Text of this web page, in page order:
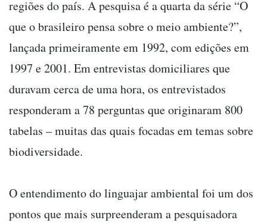
regiões do país. A pesquisa é a quarta da série “O
que o brasileiro pensa sobre o meio ambiente?”,
lançada primeiramente em 1992, com edições em
1997 e 2001. Em entrevistas domiciliares que
duravam cerca de uma hora, os entrevistados
responderam a 78 perguntas que originaram 800
tabelas – muitas das quais focadas em temas sobre
biodiversidade.
O entendimento do linguajar ambiental foi um dos
pontos que mais surpreenderam a pesquisadora